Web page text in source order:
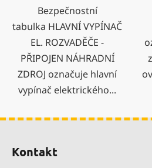
Bezpečnostní
tabulka HLAVNÍ VYPÍNAČ
EL. ROZVADĚČE -
PŘIPOJEN NÁHRADNÍ
ZDROJ označuje hlavní
vypínač elektrického...
Kontakt